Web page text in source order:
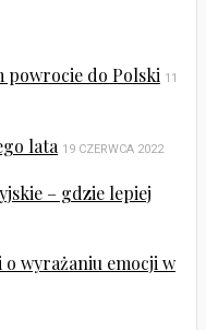
powrocie do Polski 11
lata 19 CZERWCA 2022
– gdzie lepiej
o wyrażaniu emocji w